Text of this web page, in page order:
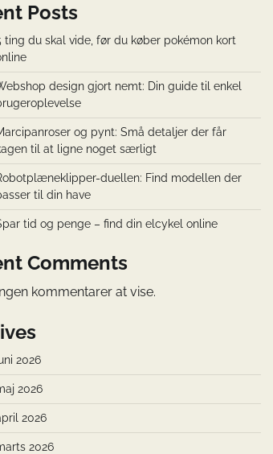
Posts
ting du skal vide, før du køber pokémon kort
design gjort nemt: Din guide til enkel
og pynt: Små detaljer der får
til at ligne noget særligt
duellen: Find modellen der
til din have
tid og penge – find din elcykel online
Comments
kommentarer at vise.
2026
2026
2026
2026